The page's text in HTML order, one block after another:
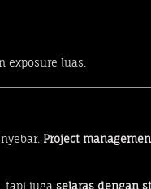
exposure luas.
Project
tapi juga selaras dengan